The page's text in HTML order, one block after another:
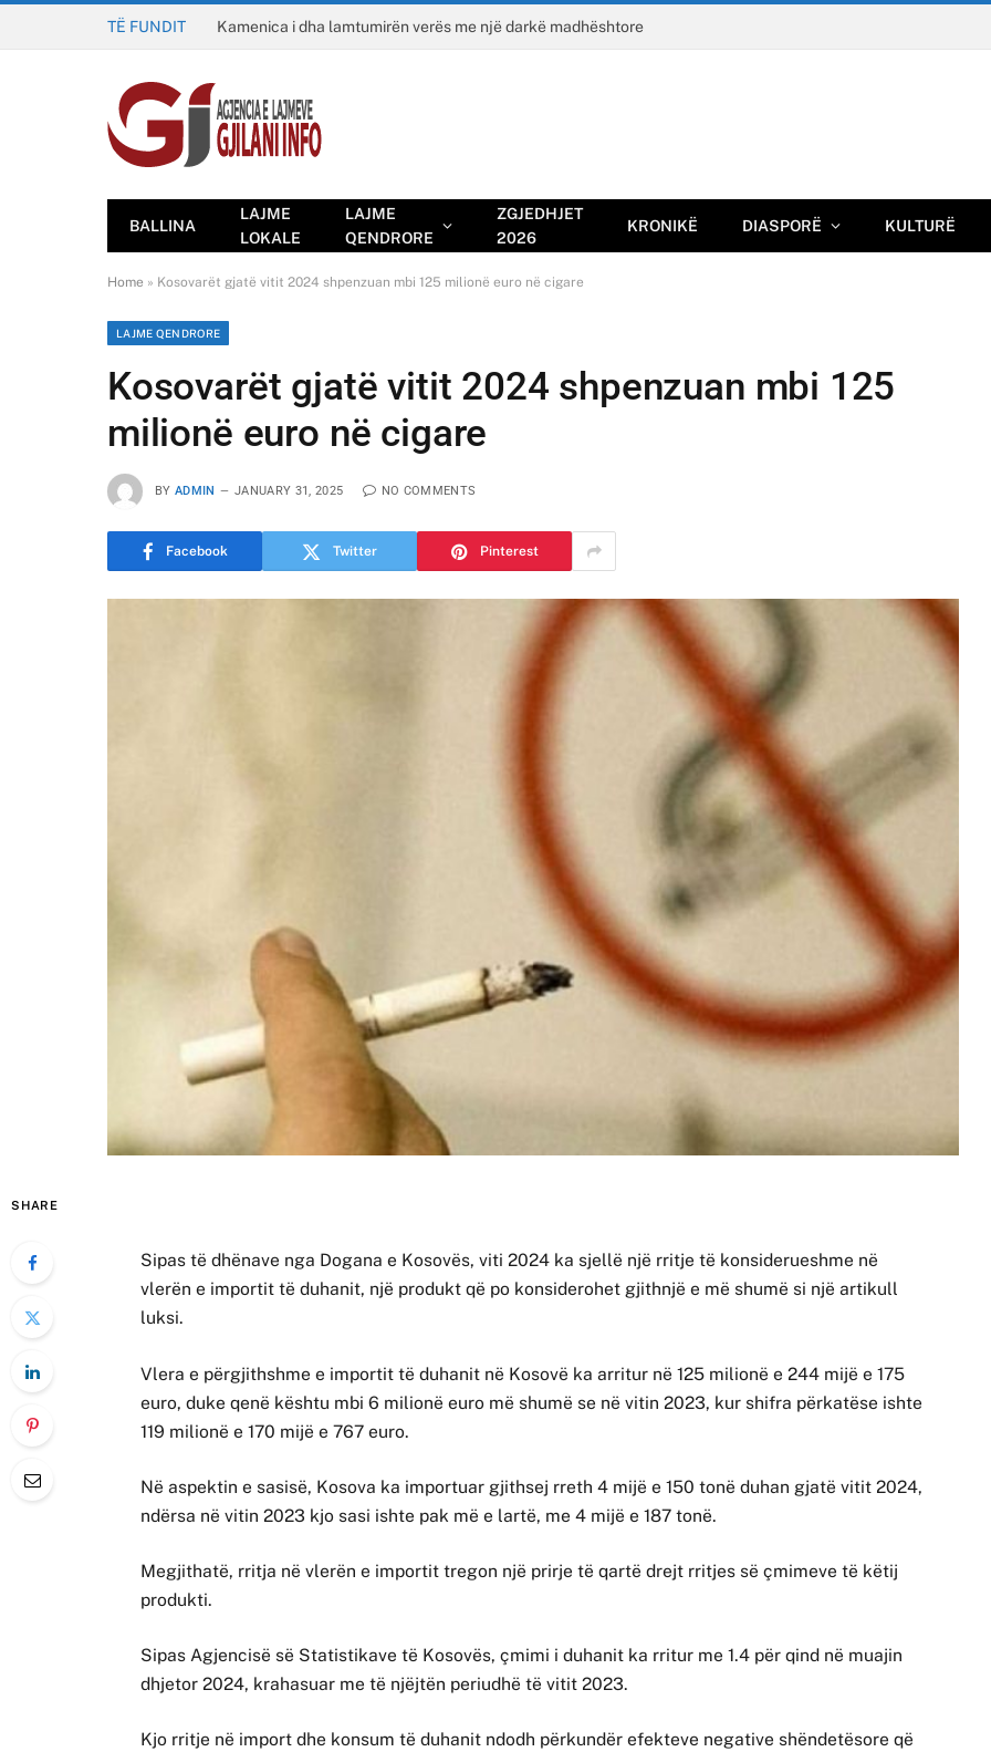
TË FUNDIT Kamenica i dha lamtumirën verës me një darkë madhështore
BALLINA
LAJME
LOKALE
LAJME
QENDRORE
ZGJEDHJET
2026
KRONIKË DIASPORË KULTURË
Home » Kosovarët gjatë vitit 2024 shpenzuan mbi 125 milionë euro në cigare
LAJME QENDRORE
Kosovarët gjatë vitit 2024 shpenzuan mbi 125
milionë euro në cigare
BY ADMIN JANUARY 31, 2025 NO COMMENTS
Facebook Twitter Pinterest
SHARE
Sipas të dhënave nga Dogana e Kosovës, viti 2024 ka sjellë një rritje të konsiderueshme në
vlerën e importit të duhanit, një produkt që po konsiderohet gjithnjë e më shumë si një artikull
luksi.
Vlera e përgjithshme e importit të duhanit në Kosovë ka arritur në 125 milionë e 244 mijë e 175
euro, duke qenë kështu mbi 6 milionë euro më shumë se në vitin 2023, kur shifra përkatëse ishte
119 milionë e 170 mijë e 767 euro.
Në aspektin e sasisë, Kosova ka importuar gjithsej rreth 4 mijë e 150 tonë duhan gjatë vitit 2024,
ndërsa në vitin 2023 kjo sasi ishte pak më e lartë, me 4 mijë e 187 tonë.
Megjithatë, rritja në vlerën e importit tregon një prirje të qartë drejt rritjes së çmimeve të këtij
produkti.
Sipas Agjencisë së Statistikave të Kosovës, çmimi i duhanit ka rritur me 1.4 për qind në muajin
dhjetor 2024, krahasuar me të njëjtën periudhë të vitit 2023.
Kjo rritje në import dhe konsum të duhanit ndodh përkundër efekteve negative shëndetësore që